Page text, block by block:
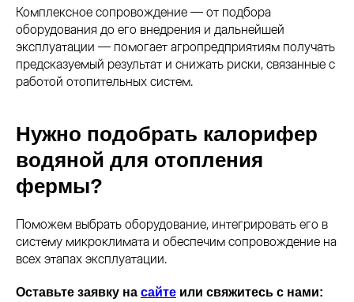
Комплексное сопровождение — от подбора
оборудования до его внедрения и дальнейшей
эксплуатации — помогает агропредприятиям получать
предсказуемый результат и снижать риски, связанные с
работой отопительных систем.
Нужно подобрать калорифер
водяной для отопления
фермы?
Поможем выбрать оборудование, интегрировать его в
систему микроклимата и обеспечим сопровождение на
всех этапах эксплуатации.
Оставьте заявку на сайте или свяжитесь с нами: